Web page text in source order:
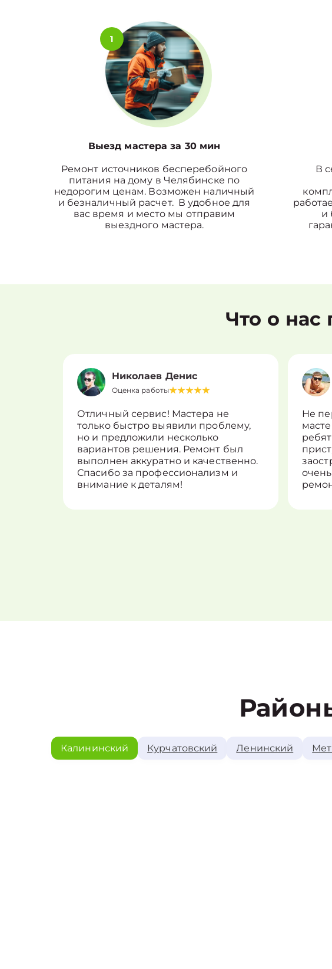
1
Выезд мастера за 30 мин
Ремонт источников бесперебойного
питания на дому в Челябинске по
недорогим ценам. Возможен наличный
и безналичный расчет. В удобное для
вас время и место мы отправим
выездного мастера.
В
и
Что о нас
Николаев Денис
Оценка работы
Отличный сервис! Мастера не
только быстро выявили проблему,
но и предложили несколько
вариантов решения. Ремонт был
выполнен аккуратно и качественно.
Спасибо за профессионализм и
внимание к деталям!
Не
Калининский Курчатовский Ленинский